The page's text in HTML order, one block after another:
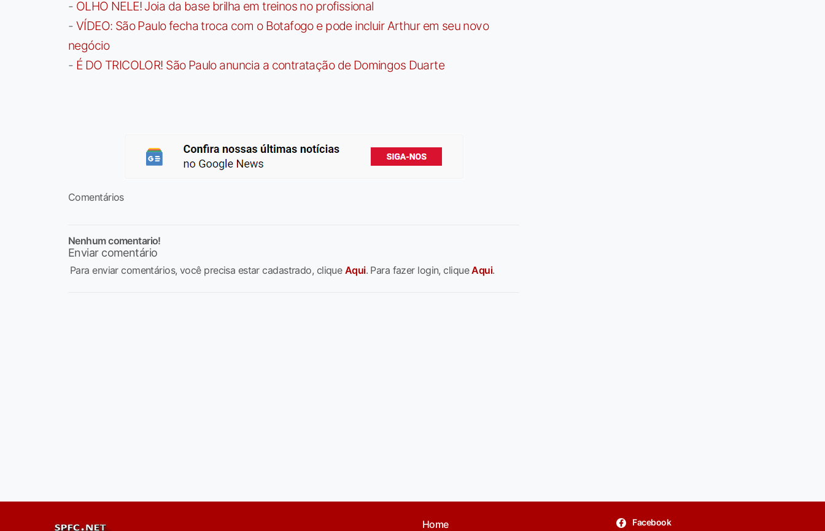
- OLHO NELE! Joia da base brilha em treinos no profissional
- VÍDEO: São Paulo fecha troca com o Botafogo e pode incluir Arthur em seu novo
negócio
- É DO TRICOLOR! São Paulo anuncia a contratação de Domingos Duarte
Comentários
Nenhum comentario!
Enviar comentário
Para enviar comentários, você precisa estar cadastrado, clique Aqui. Para fazer login, cliqueAqui.
Home Facebook